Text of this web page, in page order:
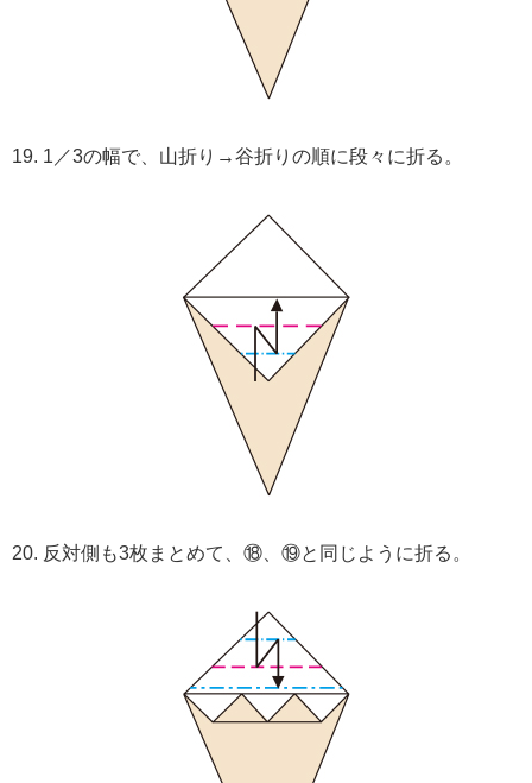
19. 1／3の幅で、山折り→谷折りの順に段々に折る。
20. 反対側も3枚まとめて、⑱、⑲と同じように折る。